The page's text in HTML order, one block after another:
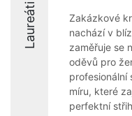
Laureáti
Zakázkové
nachází v
zaměřuje se
oděvů pro
profesionální
míru, které
perfektní